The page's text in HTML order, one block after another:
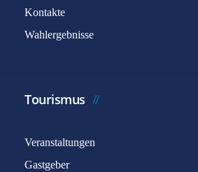
Kontakte
Wahlergebnisse
Tourismus
Veranstaltungen
Gastgeber